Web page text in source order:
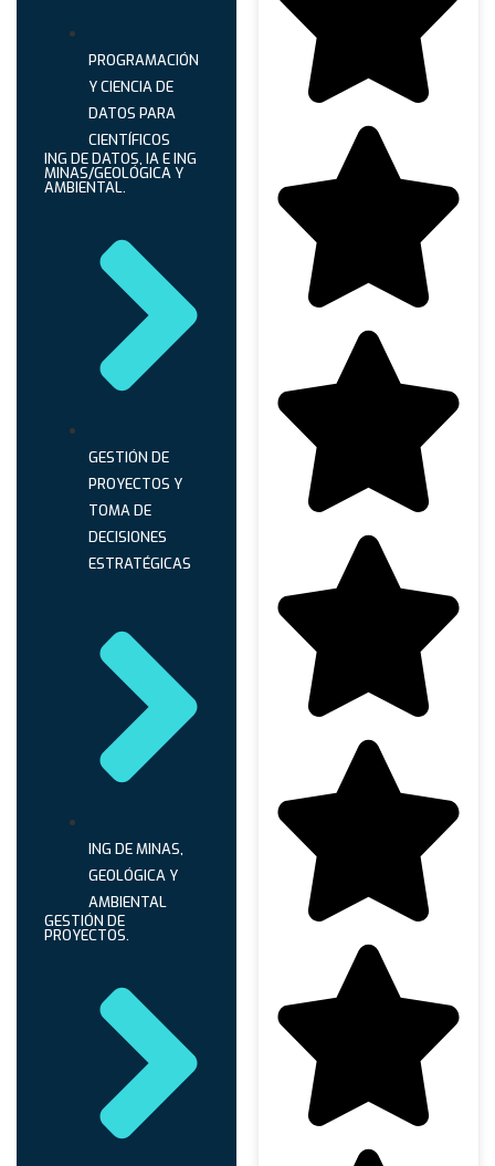
PROGRAMACIÓN
Y CIENCIA DE
DATOS PARA
CIENTÍFICOS
ING DE DATOS, IA E ING
MINAS/GEOLÓGICA Y
AMBIENTAL.
GESTIÓN DE
PROYECTOS Y
TOMA DE
DECISIONES
ESTRATÉGICAS
ING DE MINAS,
GEOLÓGICA Y
AMBIENTAL
GESTIÓN DE
PROYECTOS.